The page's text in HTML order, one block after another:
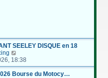
e
r
n
e
e
r
l
e
d
e
SEELEY DISQUE en 18
o
n
s
18:38
Bourse du Motocy…